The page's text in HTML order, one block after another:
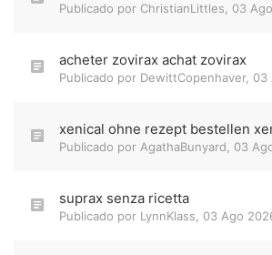
Publicado por ChristianLittles 03
acheter zovirax achat zovirax
Publicado por DewittCopenhaver, 03
xenical ohne rezept bestellen
Publicado por AgathaBunyard 03
suprax senza ricetta
Publicado por LynnKlass 03 Ago